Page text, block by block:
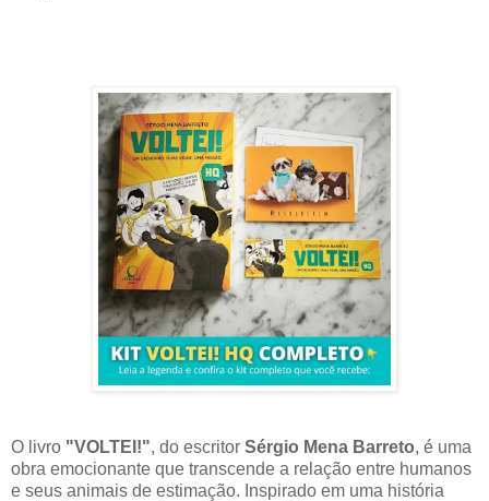
O livro "VOLTEI!", do escritor Sérgio Mena Barreto, é uma
obra emocionante que transcende a relação entre humanos
e seus animais de estimação. Inspirado em uma história